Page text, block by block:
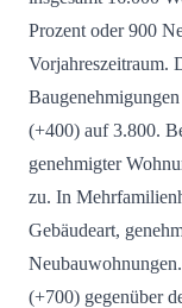
Prozent oder 900
Vorjahreszeitraum.
(+400) auf 3.800.
genehmigter
zu. In
Gebäudeart,
(+700) gegenüber